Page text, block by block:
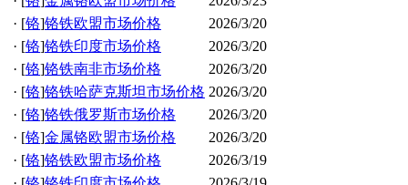
· [铬]铬铁欧盟市场价格
2026/3/20
· [铬]铬铁印度市场价格
2026/3/20
· [铬]铬铁南非市场价格
2026/3/20
· [铬]铬铁哈萨克斯坦市场价格 2026/3/20
· [铬]铬铁俄罗斯市场价格
2026/3/20
· [铬]金属铬欧盟市场价格
2026/3/20
· [铬]铬铁欧盟市场价格
2026/3/19